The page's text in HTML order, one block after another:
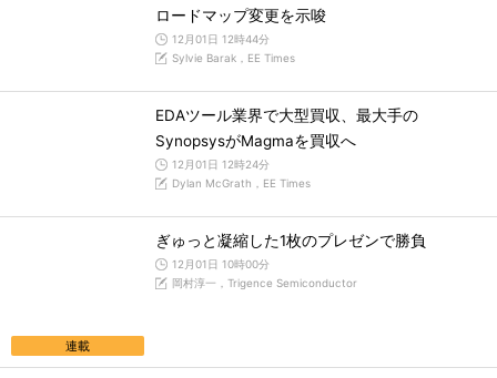
ロードマップ変更を示唆
12月01日 12時44分
Sylvie Barak，EE Times
EDAツール業界で大型買収、最大手の
SynopsysがMagmaを買収へ
12月01日 12時24分
Dylan McGrath，EE Times
連載
ぎゅっと凝縮した1枚のプレゼンで勝負
12月01日 10時00分
岡村淳一，Trigence Semiconductor